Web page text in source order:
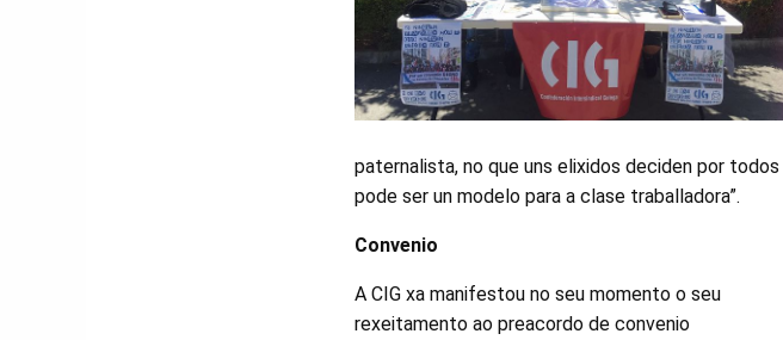
paternalista, no que uns elixidos deciden por
pode ser un modelo para a clase traballadora”.
Convenio
A CIG xa manifestou no seu momento o seu
rexeitamento ao preacordo de convenio